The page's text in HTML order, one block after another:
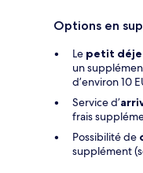
Options en
Le petit
un
d’environ 10
Service d’
frais
Possibilité de
supplément